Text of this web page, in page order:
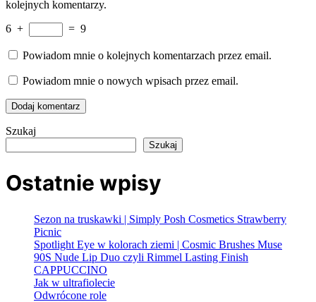
kolejnych komentarzy.
6 + = 9
Powiadom mnie o kolejnych komentarzach przez email.
Powiadom mnie o nowych wpisach przez email.
Szukaj
Szukaj
Ostatnie wpisy
Sezon na truskawki | Simply Posh Cosmetics Strawberry
Picnic
Spotlight Eye w kolorach ziemi | Cosmic Brushes Muse
90S Nude Lip Duo czyli Rimmel Lasting Finish
CAPPUCCINO
Jak w ultrafiolecie
Odwrócone role